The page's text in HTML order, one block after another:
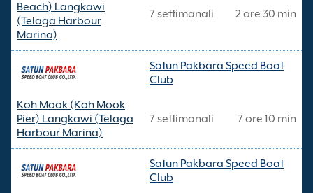
Beach) Langkawi
(Telaga Harbour
Marina)
7 settimanali 2 ore 30 min
Satun Pakbara Speed Boat
Club
Koh Mook (Koh Mook
Pier) Langkawi (Telaga
Harbour Marina)
7 settimanali 7 ore 10 min
Satun Pakbara Speed Boat
Club